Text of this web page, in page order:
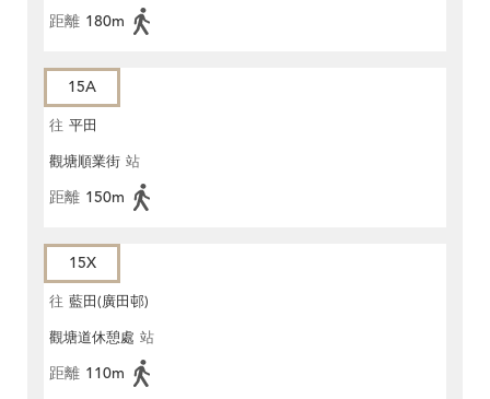
距離 180m
15A
往 平田
觀塘順業街 站
距離 150m
15X
往 藍田(廣田邨)
觀塘道休憩處 站
距離 110m